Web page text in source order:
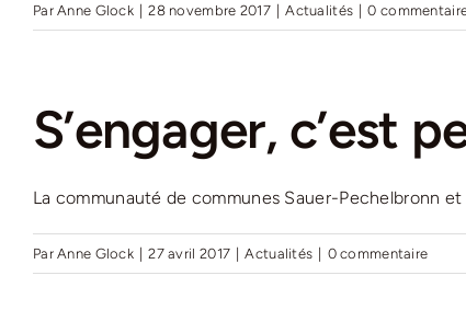
ParAnne Glock | 28 novembre 2017 | Actualités | 0
S’engager, c’est
La communauté de communes Sauer-Pechelbronn et
ParAnne Glock | 27 avril 2017 | Actualités | 0 commentaire